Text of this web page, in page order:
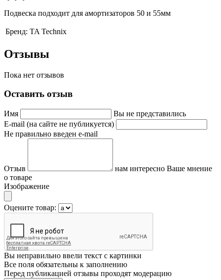
Подвеска подходит для амортизаторов 50 и 55мм
Бренд: TA Technix
Отзывы
Пока нет отзывов
Оставить отзыв
Имя
Вы не представились
E-mail (на сайте не публикуется)
Не правильно введен e-mail
Отзыв
нам интересно Ваше мнение
о товаре
Изображение
Оцените товар:
Вы неправильно ввели текст с картинки
Все поля обязательны к заполнению
Перед публикацией отзывы проходят модерацию